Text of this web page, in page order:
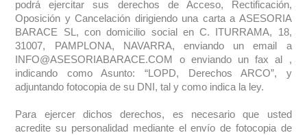
podrá ejercitar sus derechos de Acceso, Rectificación,
Oposición y Cancelación dirigiendo una carta a ASESORIA
BARACE SL, con domicilio social en C. ITURRAMA, 18,
31007, PAMPLONA, NAVARRA, enviando un email a
INFO@ASESORIABARACE.COM o enviando un fax al ,
indicando como Asunto: “LOPD, Derechos ARCO”, y
adjuntando fotocopia de su DNI, tal y como indica la ley.
Para ejercer dichos derechos, es necesario que usted
acredite su personalidad mediante el envío de fotocopia de